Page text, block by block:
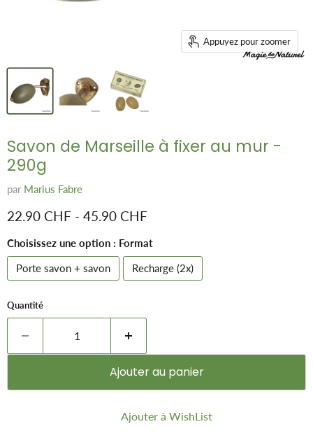
Appuyez pour zoomer
Savon de Marseille à fixer au mur -
290g
par Marius Fabre
22.90 CHF - 45.90 CHF
Choisissez une option : Format
Porte savon + savon
Recharge (2x)
Quantité
Ajouter au panier
Ajouter à WishList